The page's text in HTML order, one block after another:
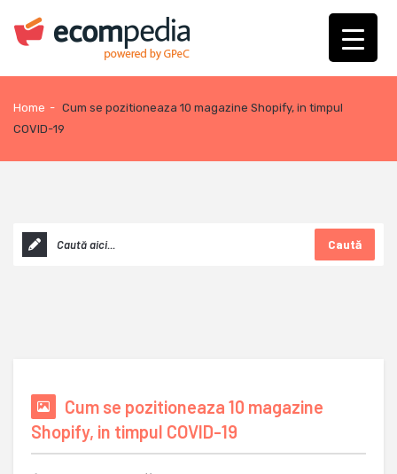
Home - Cum se pozitioneaza 10 magazine Shopify, in timpul
COVID-19
Caută
Cum se pozitioneaza 10 magazine
Shopify, in timpul COVID-19